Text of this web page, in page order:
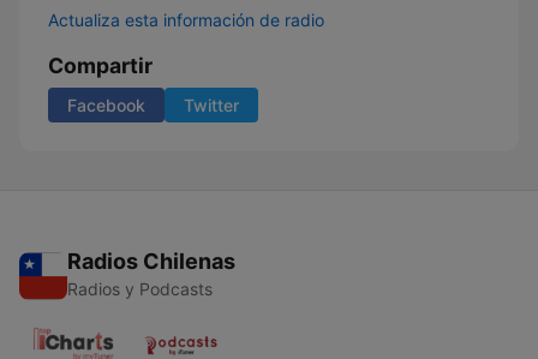
Actualiza esta información de radio
Compartir
Facebook Twitter
Radios Chilenas
Radios y Podcasts